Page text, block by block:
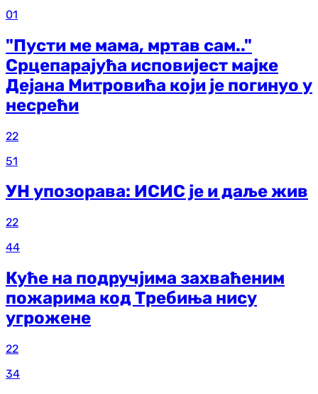
01
"Пусти ме мама, мртав сам.."
Срцепарајућа исповијест мајке
Дејана Митровића који је погинуо у
несрећи
22
51
УН упозорава: ИСИС је и даље жив
22
44
Куће на подручјима захваћеним
пожарима код Требиња нису
угрожене
22
34